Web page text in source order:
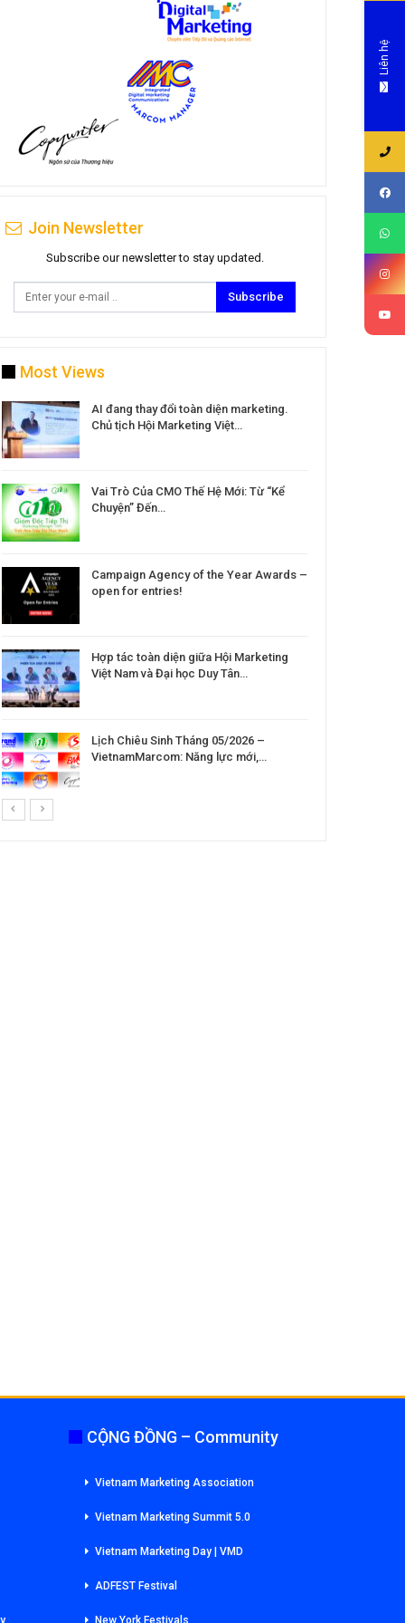
Join Newsletter
Subscribe our newsletter to stay updated.
Subscribe
Most Views
AI đang thay đổi toàn diện marketing.
Chủ tịch Hội Marketing Việt…
Vai Trò Của CMO Thế Hệ Mới: Từ “Kể
Chuyện” Đến…
Campaign Agency of the Year Awards –
open for entries!
Hợp tác toàn diện giữa Hội Marketing
Việt Nam và Đại học Duy Tân…
Lịch Chiêu Sinh Tháng 05/2026 –
VietnamMarcom: Năng lực mới,…
CỘNG ĐỒNG – Community
Vietnam Marketing Association
Vietnam Marketing Summit 5.0
Vietnam Marketing Day | VMD
ADFEST Festival
Liên hệ